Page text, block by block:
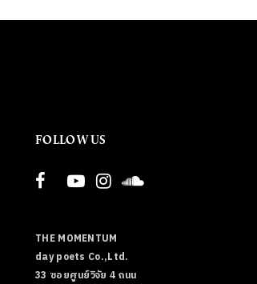
FOLLOW US
THE MOMENTUM
day poets Co.,Ltd.
33 ซอยศูนย์วิจัย 4 ถนน